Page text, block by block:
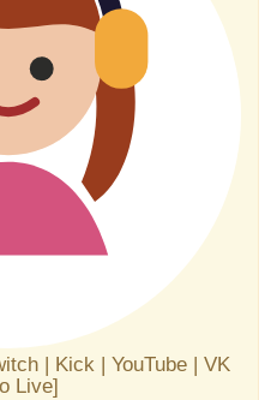
| Kick | YouTube | VK
Live]